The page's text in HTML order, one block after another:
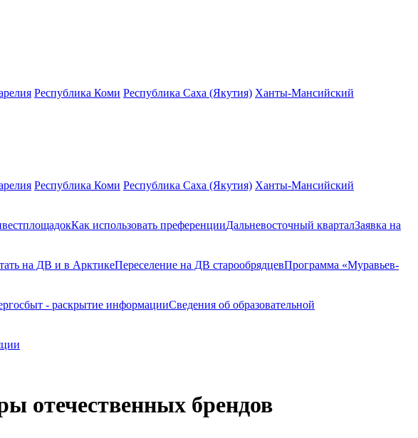
Республика Коми Республика Саха (Якутия) Ханты-Мансийский
Республика Коми Республика Саха (Якутия) Ханты-Мансийский
Как использовать преференцииДальневосточный кварталЗаявка на
на ДВ и в АрктикеПереселение на ДВ старообрядцевПрограмма «Муравьев-
- раскрытие информацииСведения об образовательной
отечественных брендов